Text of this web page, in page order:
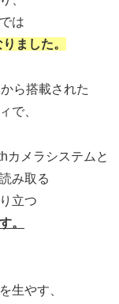
は
ました。
ら搭載された
で、
カメラシステムと
み取る
立つ
。
生やす、